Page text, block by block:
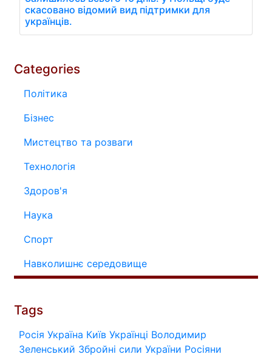
скасовано відомий вид підтримки для
українців.
Categories
Політика
Бізнес
Мистецтво та розваги
Технологія
Здоров'я
Наука
Спорт
Навколишнє середовище
Tags
Росія Україна Київ Українці Володимир
Зеленський Збройні сили України Росіяни